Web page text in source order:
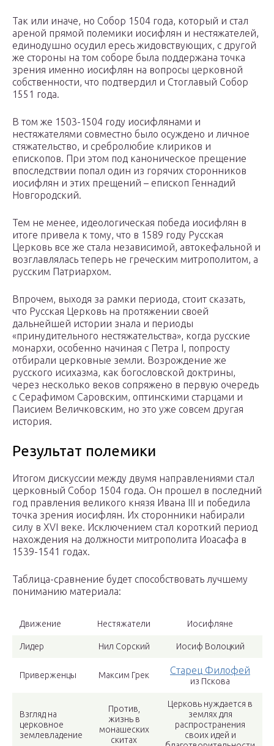
Так или иначе, но Собор 1504 года, который и стал
ареной прямой полемики иосифлян и нестяжателей,
единодушно осудил ересь жидовствующих, с другой
же стороны на том соборе была поддержана точка
зрения именно иосифлян на вопросы церковной
собственности, что подтвердил и Стоглавый Собор
1551 года.
В том же 1503-1504 году иосифлянами и
нестяжателями совместно было осуждено и личное
стяжательство, и сребролюбие клириков и
епископов. При этом под каноническое прещение
впоследствии попал один из горячих сторонников
иосифлян и этих прещений – епископ Геннадий
Новгородский.
Тем не менее, идеологическая победа иосифлян в
итоге привела к тому, что в 1589 году Русская
Церковь все же стала независимой, автокефальной и
возглавлялась теперь не греческим митрополитом, а
русским Патриархом.
Впрочем, выходя за рамки периода, стоит сказать,
что Русская Церковь на протяжении своей
дальнейшей истории знала и периоды
«принудительного нестяжательства», когда русские
монархи, особенно начиная с Петра I, попросту
отбирали церковные земли. Возрождение же
русского исихазма, как богословской доктрины,
через несколько веков сопряжено в первую очередь
с Серафимом Саровским, оптинскими старцами и
Паисием Величковским, но это уже совсем другая
история.
Результат полемики
Итогом дискуссии между двумя направлениями стал
церковный Собор 1504 года. Он прошел в последний
год правления великого князя Ивана III и победила
точка зрения иосифлян. Их сторонники набирали
силу в XVI веке. Исключением стал короткий период
нахождения на должности митрополита Иоасафа в
1539-1541 годах.
Таблица-сравнение будет способствовать лучшему
пониманию материала:
Движение Нестяжатели Иосифляне
Лидер Нил Сорский Иосиф Волоцкий
Приверженцы Максим Грек Старец Филофей
из Пскова
Взгляд на
церковное
землевладение
Против,
жизнь в
монашеских
скитах
Церковь нуждается в
землях для
распространения
своих идей и